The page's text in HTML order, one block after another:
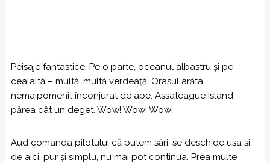
Peisaje fantastice. Pe o parte, oceanul albastru și pe
cealaltă – multă, multă verdeață. Orașul arăta
nemaipomenit înconjurat de ape. Assateague Island
părea cât un deget. Wow! Wow! Wow!
Aud comanda pilotului că putem sări, se deschide ușa și,
de aici, pur și simplu, nu mai pot continua. Prea multe